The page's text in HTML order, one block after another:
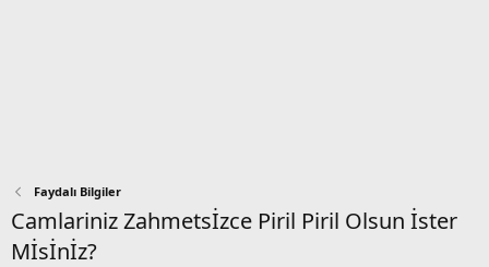
Faydalı Bilgiler
Camlariniz Zahmetsİzce Piril Piril Olsun İster
Mİsİnİz?